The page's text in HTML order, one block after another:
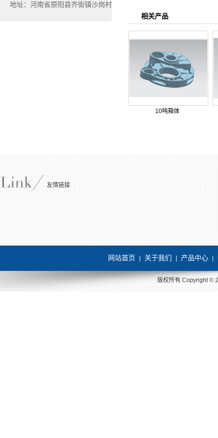
地址：河南省原阳县齐街镇沙岗村
相关产品
10吨箱体
友情链接
网站首页 关于我们 产品中心
版权所有 Copyright ©